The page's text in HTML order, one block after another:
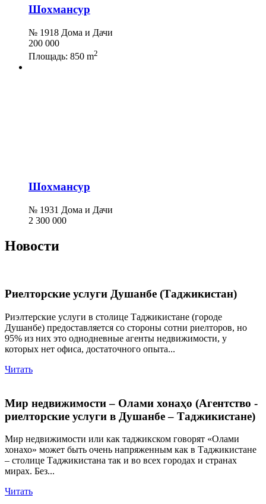
Шохмансур
№ 1918 Дома и Дачи
200 000
Площадь: 850 m2
Шохмансур
№ 1931 Дома и Дачи
2 300 000
Новости
Риелторские услуги Душанбе (Таджикистан)
Риэлтерские услуги в столице Таджикистане (городе
Душанбе) предоставляется со стороны сотни риелторов, но
95% из них это однодневные агенты недвижимости, у
которых нет офиса, достаточного опыта...
Читать
Мир недвижимости – Олами хонаҳо (Агентство -
риелторские услуги в Душанбе – Таджикистане)
Мир недвижимости или как таджикском говорят «Олами
хонахо» может быть очень напряженным как в Таджикистане
– столице Таджикистана так и во всех городах и странах
мирах. Без...
Читать